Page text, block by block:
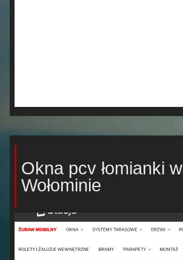
Okna pcv łomianki w
Wołominie